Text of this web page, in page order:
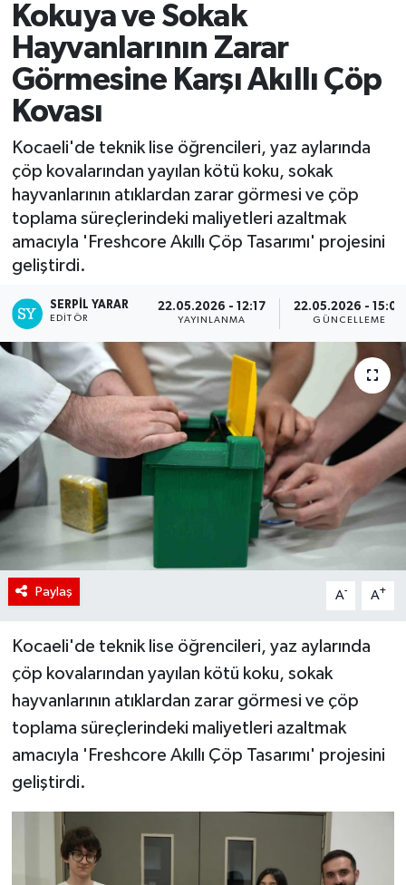
Kokuya ve Sokak
Hayvanlarının Zarar
Görmesine Karşı Akıllı Çöp
Kovası
Kocaeli'de teknik lise öğrencileri, yaz aylarında
çöp kovalarından yayılan kötü koku, sokak
hayvanlarının atıklardan zarar görmesi ve çöp
toplama süreçlerindeki maliyetleri azaltmak
amacıyla 'Freshcore Akıllı Çöp Tasarımı' projesini
geliştirdi.
SERPİL YARAR
EDITÖR
22.05.2026 - 12:17
YAYINLANMA
22.05.2026 - 15:09
GÜNCELLEME
Paylaş A- A+
Kocaeli'de teknik lise öğrencileri, yaz aylarında
çöp kovalarından yayılan kötü koku, sokak
hayvanlarının atıklardan zarar görmesi ve çöp
toplama süreçlerindeki maliyetleri azaltmak
amacıyla 'Freshcore Akıllı Çöp Tasarımı' projesini
geliştirdi.